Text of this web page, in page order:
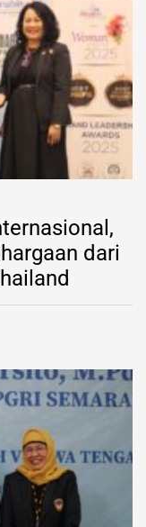
dari